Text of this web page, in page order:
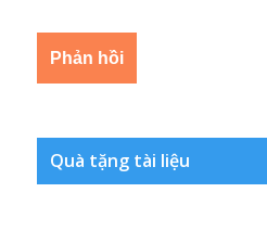
Quà tặng tài liệu